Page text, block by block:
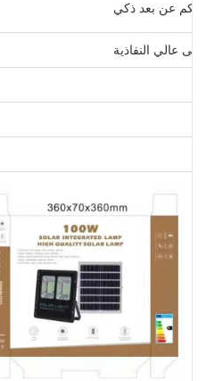
تحكم عن بعد ذكي
عالي النفاذية